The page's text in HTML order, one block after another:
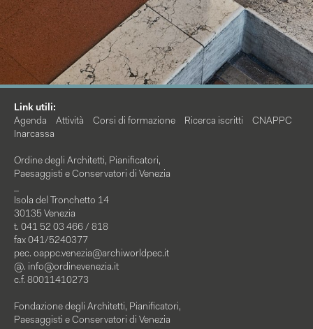
Link utili:
Agenda
Attività Corsi di formazione Ricerca iscritti
CNAPPC
Inarcassa
Ordine degli Architetti, Pianificatori,
Paesaggisti e Conservatori di Venezia
Isola del Tronchetto 14
30135 Venezia
t. 041 52 03 466 / 818
fax 041/5240377
pec. oappc.venezia@archiworldpec.it
@. info@ordinevenezia.it
c.f. 80011410273
Fondazione degli Architetti, Pianificatori,
Paesaggisti e Conservatori di Venezia